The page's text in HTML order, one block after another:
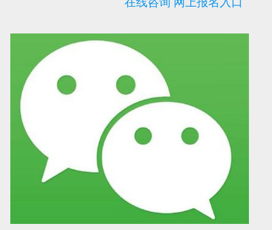
可信网站信用评 网络警察提醒你 诚信网站